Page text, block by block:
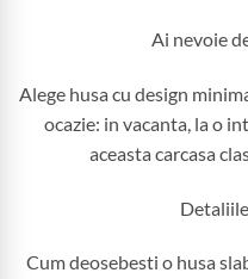
Ai nevoie
Alege husa cu design
ocazie: in vacanta, la o
aceasta carcasa
Cum deosebesti o husa